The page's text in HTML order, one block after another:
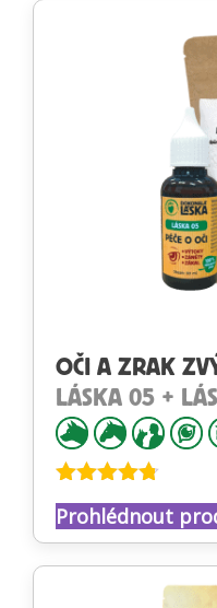
OČI A ZRAK
LÁSKA 05 +
Hodnocení
4.70z 5
Prohlédnout